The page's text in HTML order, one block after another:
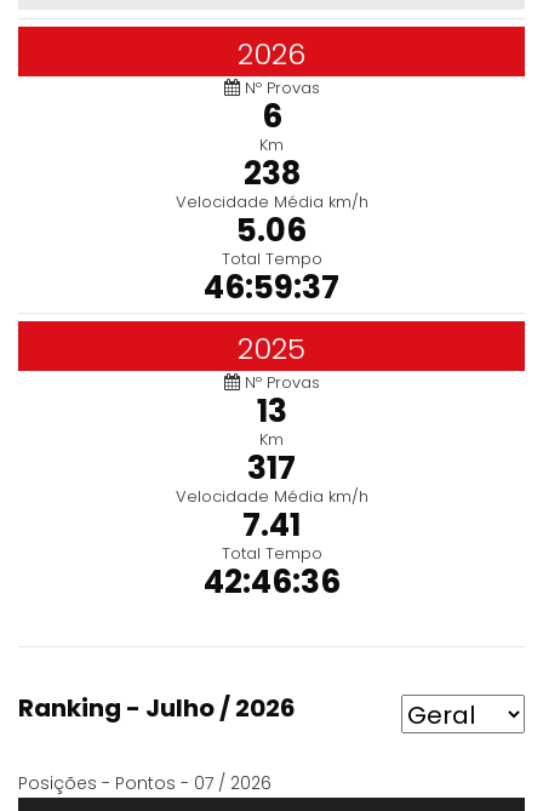
2026
Nº Provas
6
Km
238
Velocidade Média km/h
5.06
Total Tempo
46:59:37
2025
Nº Provas
13
Km
317
Velocidade Média km/h
7.41
Total Tempo
42:46:36
Ranking - Julho / 2026
Posições - Pontos - 07 / 2026